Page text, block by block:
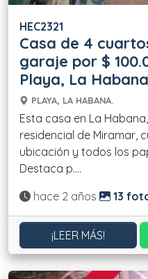
HEC2321
Casa de 4
garaje por $
Playa, La Habana
PLAYA, LA HABANA.
Esta casa en La
residencial de Miramar,
ubicación y todos los
Destaca p....
Actualizado:
hace 2 años 13
¡LEER MÁS!